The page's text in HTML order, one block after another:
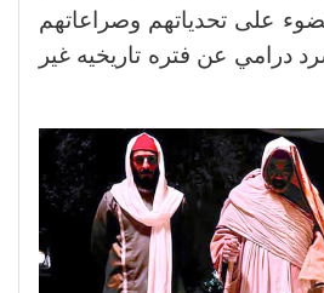
على تحدياتهم وصراعاتهم
درامي عن فتره تاريخيه غير